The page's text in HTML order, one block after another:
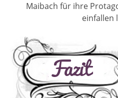
Maibach für ihre
einfallen